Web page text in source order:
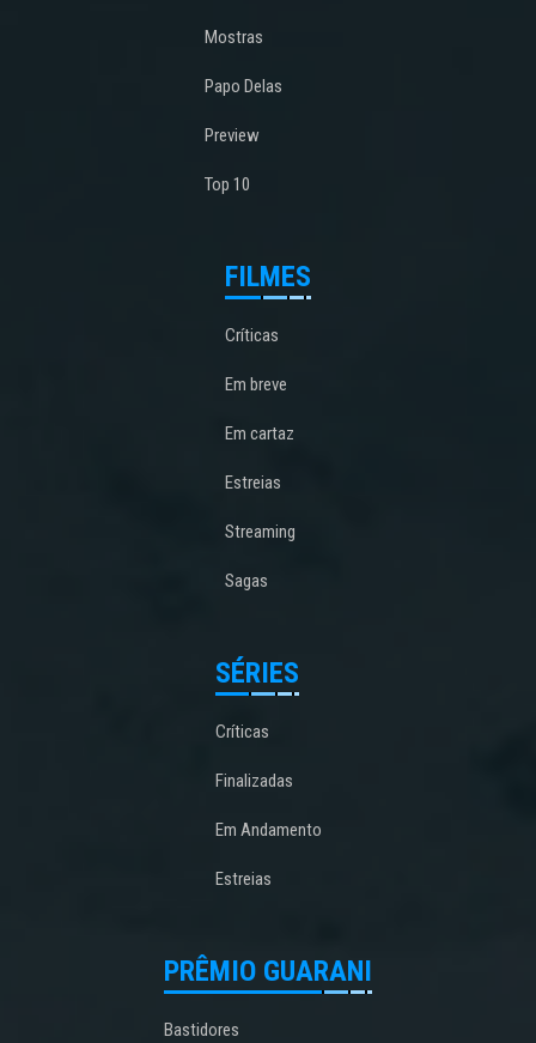
Mostras
Papo Delas
Preview
Top 10
FILMES
Críticas
Em breve
Em cartaz
Estreias
Streaming
Sagas
SÉRIES
Críticas
Finalizadas
Em Andamento
Estreias
PRÊMIO GUARANI
Bastidores